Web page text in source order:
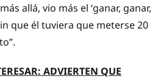
allá, vio más el ‘ganar, ganar,
que él tuviera que meterse 20
ADVIERTEN QUE